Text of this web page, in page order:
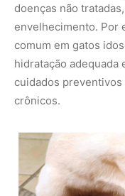
doenças não
envelhecimento. Por
comum em gatos
hidratação adequada
cuidados preventivos
crônicos.